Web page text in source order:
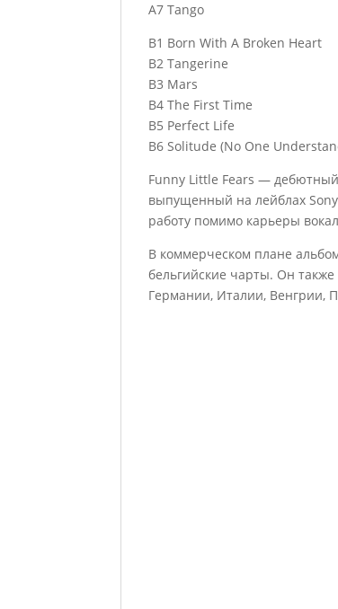
A7 Tango
B1 Born With A Broken Heart
B2 Tangerine
B3 Mars
B4 The First Time
B5 Perfect Life
B6 Solitude (No One
Funny Little Fears —
выпущенный на лейблах
работу помимо карьеры
В коммерческом плане
бельгийские чарты. Он
Германии, Италии, Венгрии,